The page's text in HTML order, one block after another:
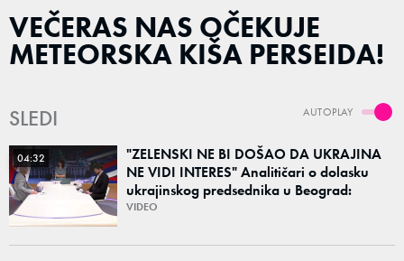
VEČERAS NAS OČEKUJE
METEORSKA KIŠA PERSEIDA!
AUTOPLAY
SLEDI
04:32
"ZELENSKI NE BI DOŠAO DA UKRAJINA
NE VIDI INTERES" Analitičari o dolasku
ukrajinskog predsednika u Beograd:
"Srbija može da razgovara sa svima"
VIDEO